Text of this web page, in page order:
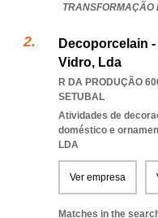
TRANSFORMAÇÃO
Decoporcelain
Vidro, Lda
R DA PRODUÇÃO
SETUBAL
Atividades de
doméstico e
LDA
Ver empresa
Matches in the